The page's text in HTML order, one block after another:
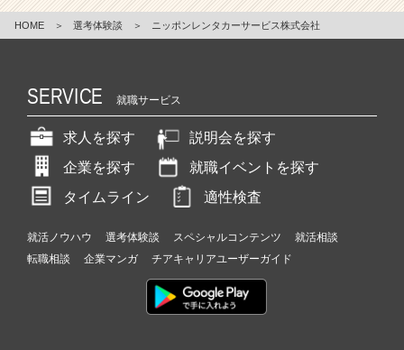
C
a
r）
HOME ＞ 選考体験談 ＞ ニッポンレンタカーサービス株式会社
SERVICE 就職サービス
求人を探す
説明会を探す
企業を探す
就職イベントを探す
タイムライン
適性検査
就活ノウハウ 選考体験談 スペシャルコンテンツ
就活相談
転職相談
企業マンガ チアキャリアユーザーガイド